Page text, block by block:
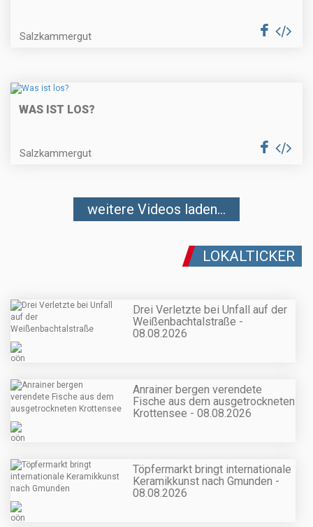
Salzkammergut
WAS IST LOS?
Salzkammergut
weitere Videos laden...
LOKALTICKER
Drei Verletzte bei Unfall auf der
Weißenbachtalstraße -
08.08.2026
Anrainer bergen verendete
Fische aus dem ausgetrockneten
Krottensee - 08.08.2026
Töpfermarkt bringt internationale
Keramikkunst nach Gmunden -
08.08.2026